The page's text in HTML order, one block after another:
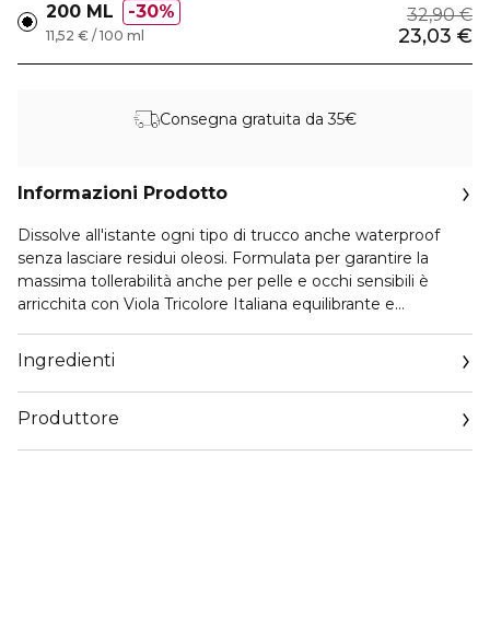
200 ML 30% 32,90 €
23,03 €
11,52 € / 100 ml
Consegna gratuita da 35€
Informazioni Prodotto
Dissolve all'istante ogni tipo di trucco anche waterproof
senza lasciare residui oleosi. Formulata per garantire la
massima tollerabilità anche per pelle e occhi sensibili è
arricchita con Viola Tricolore Italiana equilibrante e
microbioma della pelle.
PACKAGING DI ECO-DESIGN
100% PACKAGING RICICLABILE
Ingredienti
Produttore